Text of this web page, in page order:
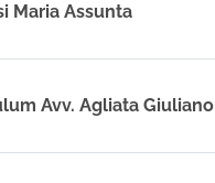
Maria Assunta
Avv. Agliata Giuliano